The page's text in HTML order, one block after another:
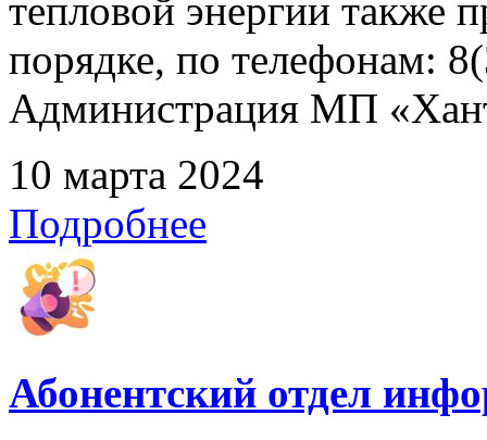
тепловой энергии также
порядке, по телефонам:
Администрация МП
10 марта 2024
Подробнее
Абонентский отдел